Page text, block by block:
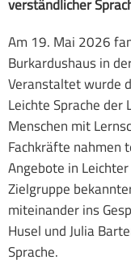
verständlicher
Am 19. Mai 2026
Burkardushaus in
Veranstaltet wurde
Leichte Sprache der
Menschen mit
Fachkräfte nahmen
Angebote in
Zielgruppe
miteinander ins
Husel und Julia
Sprache.
Elternbeirat
SMV
Links